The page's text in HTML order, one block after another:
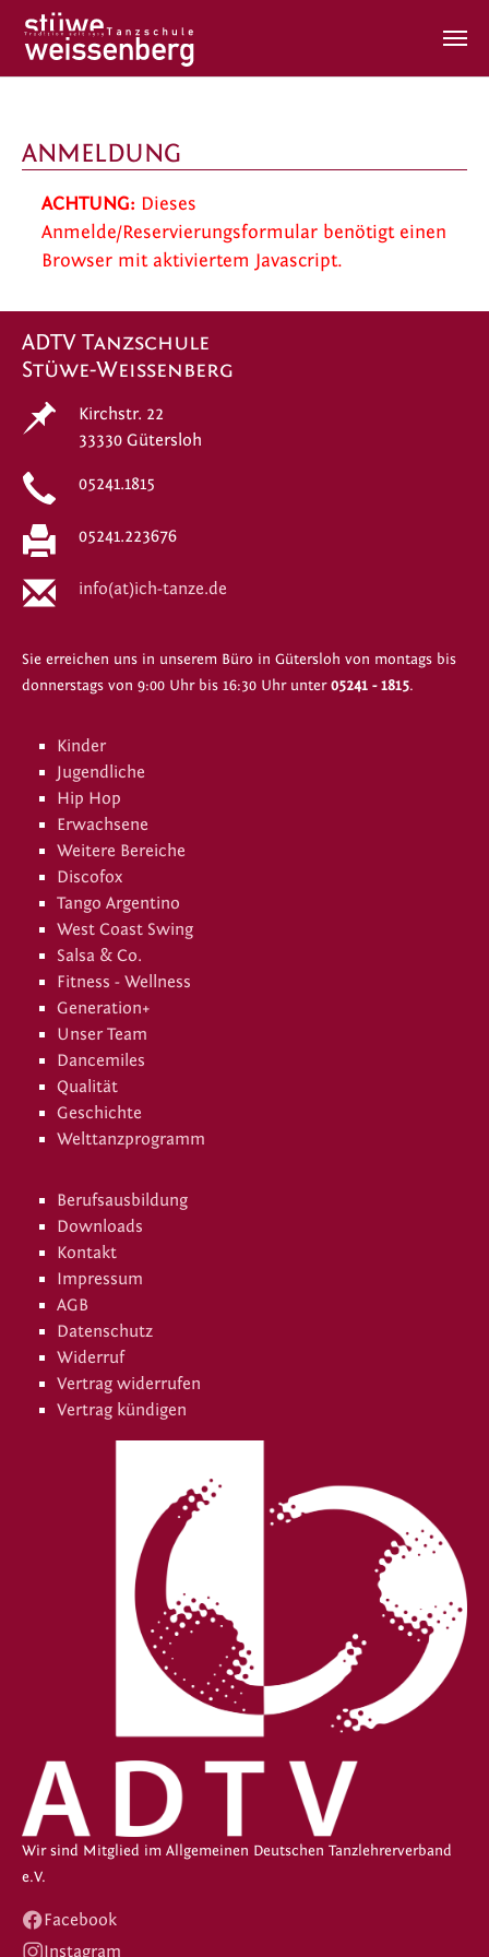
ANMELDUNG
ACHTUNG: Dieses
Anmelde/Reservierungsformular benötigt einen
Browser mit aktiviertem Javascript.
ADTV Tanzschule
Stüwe-Weissenberg
Kirchstr. 22
33330 Gütersloh
05241.1815
05241.223676
info(at)ich-tanze.de
Sie erreichen uns in unserem Büro in Gütersloh von montags bis
donnerstags von 9:00 Uhr bis 16:30 Uhr unter05241 - 1815.
Kinder
Jugendliche
Hip Hop
Erwachsene
Weitere Bereiche
Discofox
Tango Argentino
West Coast Swing
Salsa & Co.
Fitness - Wellness
Generation+
Unser Team
Dancemiles
Qualität
Geschichte
Welttanzprogramm
Berufsausbildung
Downloads
Kontakt
Impressum
AGB
Datenschutz
Widerruf
Vertrag widerrufen
Vertrag kündigen
Wir sind Mitglied im Allgemeinen Deutschen Tanzlehrerverband
e.V.
Facebook
Instagram